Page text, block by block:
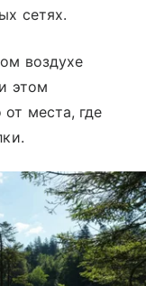
сетях.
воздухе
этом
места, где